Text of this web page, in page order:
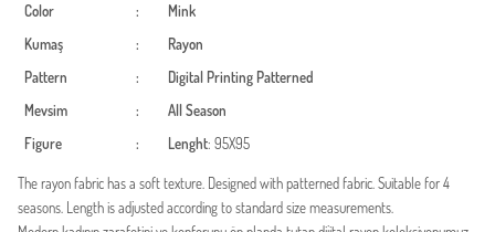
Color
:
Mink
Kumaş
:
Rayon
Pattern
: Digital Printing Patterned
Mevsim
:
All Season
Figure
: Lenght: 95X95
The rayon fabric has a soft texture. Designed with patterned fabric. Suitable for 4
seasons. Length is adjusted according to standard size measurements.